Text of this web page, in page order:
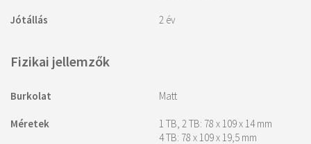
Jótállás 2 év
Fizikai jellemzők
Burkolat Matt
Méretek
1 TB, 2 TB: 78 x 109 x 14 mm
4 TB: 78 x 109 x 19,5 mm